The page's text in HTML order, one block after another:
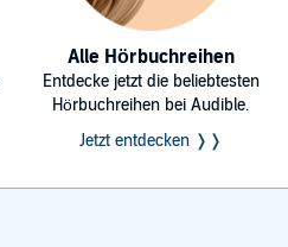
Alle Hörbuchreihen
Entdecke jetzt die beliebtesten
Hörbuchreihen bei Audible.
Jetzt entdecken ❭❭